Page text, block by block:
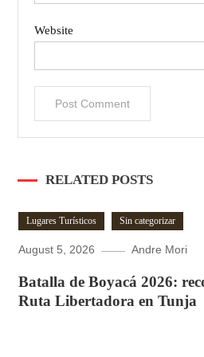
Website
RELATED POSTS
Lugares Turísticos Sin categorizar
August 5, 2026 Andre Mori
Batalla de Boyacá 2026:
Ruta Libertadora en Tunja